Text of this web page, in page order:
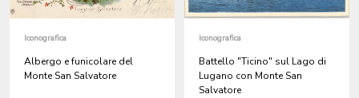
Iconografica
Albergo e funicolare del
Monte San Salvatore
Iconografica
Battello "Ticino" sul Lago di
Lugano con Monte San
Salvatore